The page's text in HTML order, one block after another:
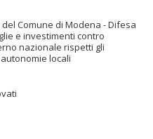
Comune di Modena - Difesa
e investimenti contro
nazionale rispetti gli
locali